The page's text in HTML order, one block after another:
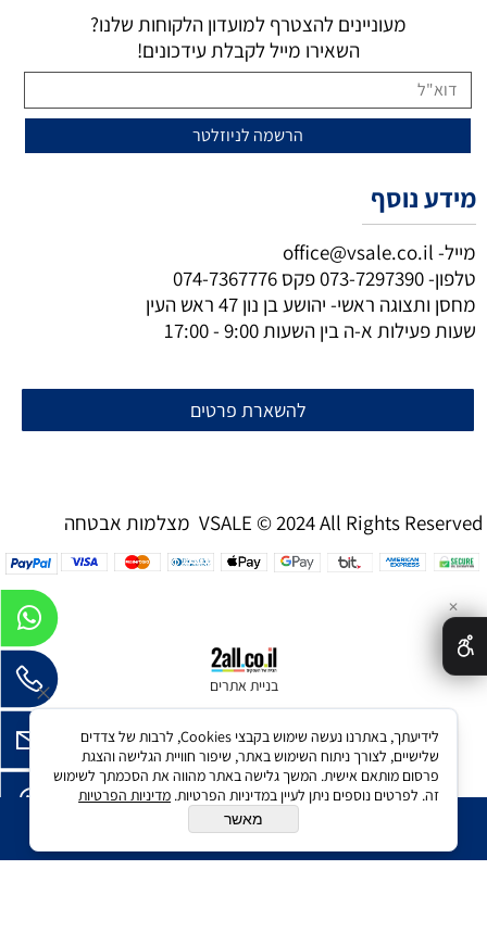
הוסף לסל
מעוניינים להצטרף למועדון הלקוחות שלנו?
השאירו מייל לקבלת עידכונים!
מידע נוסף
מייל- office@vsale.co.il
טלפון-073-7297390פקס 074-7367776
מחסן ותצוגה ראשי- יהושע בן נון 47 ראש העין
שעות פעילות א-ה בין השעות 9:00 - 17:00
להשארת פרטים
מצלמות אבטחה VSALE © 2024 All Rights Reserved
בניית אתרים
✕
לידיעתך, באתרנו נעשה שימוש בקבצי Cookies, לרבות של צדדים
שלישיים, לצורך ניתוח השימוש באתר, שיפור חוויית הגלישה והצגת
פרסום מותאם אישית. המשך גלישה באתר מהווה את הסכמתך לשימוש
זה. לפרטים נוספים ניתן לעיין במדיניות הפרטיות. מדיניות הפרטיות
מאשר